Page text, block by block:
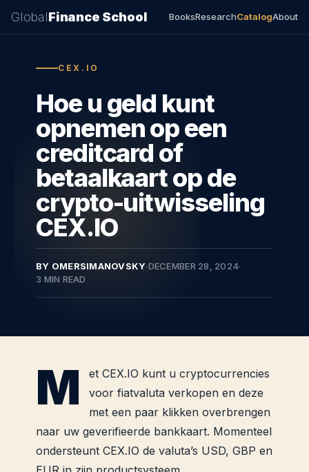
GlobalFinance School BooksResearchCatalogAbout
CEX.IO
Hoe u geld kunt
opnemen op een
creditcard of
betaalkaart op de
crypto-uitwisseling
CEX.IO
BY OMERSIMANOVSKY·DECEMBER 28, 2024·
3 MIN READ
M
et CEX.IO kunt u cryptocurrencies
voor fiatvaluta verkopen en deze
met een paar klikken overbrengen
naar uw geverifieerde bankkaart. Momenteel
ondersteunt CEX.IO de valuta’s USD, GBP en